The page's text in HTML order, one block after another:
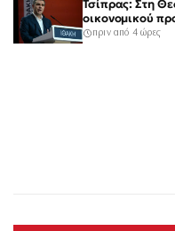
Τσίπρας: Στη
οικονομικού
πριν από 4 ώρες